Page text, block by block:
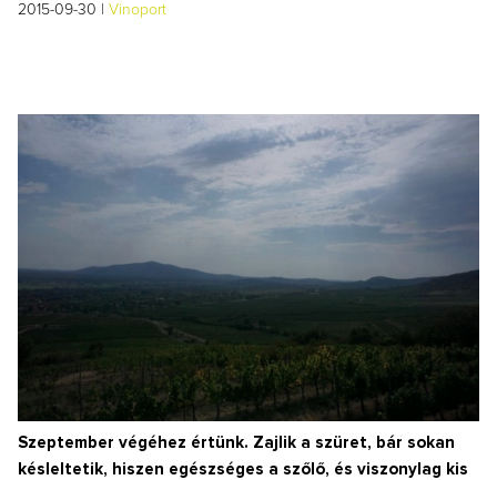
2015-09-30 | Vinoport
Szeptember végéhez értünk. Zajlik a szüret, bár sokan
késleltetik, hiszen egészséges a szőlő, és viszonylag kis